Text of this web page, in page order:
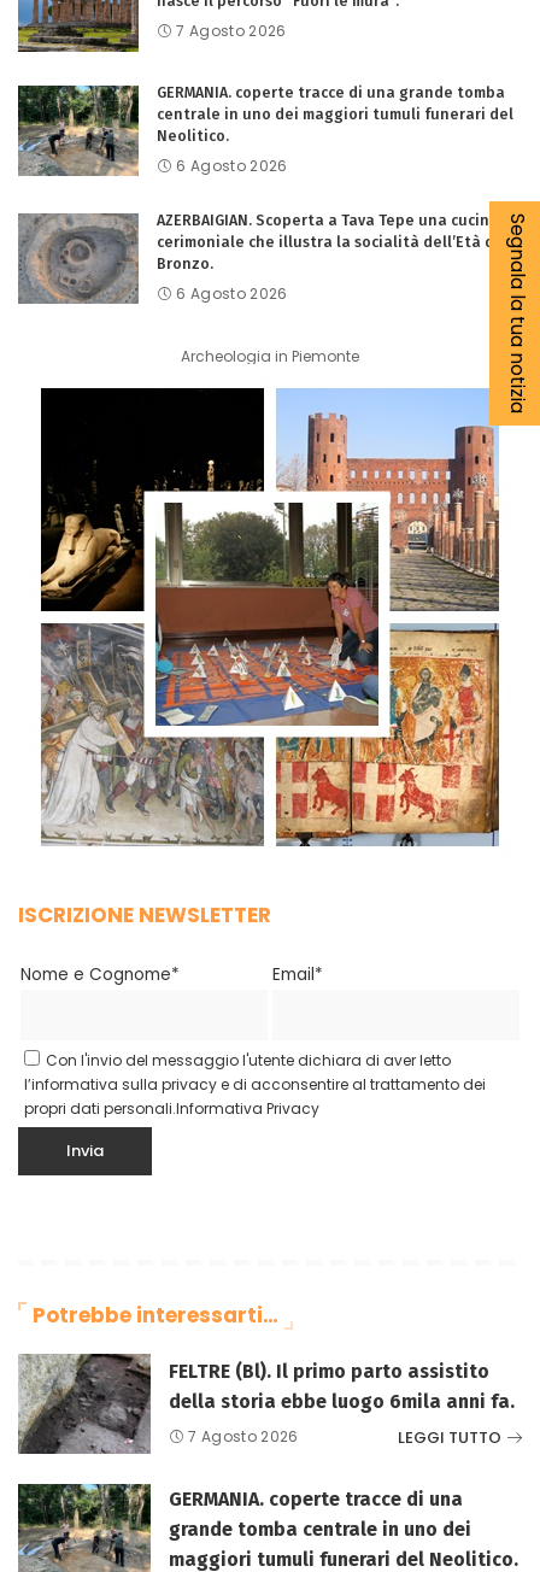
7 Agosto 2026
GERMANIA. coperte tracce di una grande tomba
centrale in uno dei maggiori tumuli funerari del
Neolitico.
6 Agosto 2026
AZERBAIGIAN. Scoperta a Tava Tepe una cucina
cerimoniale che illustra la socialità dell’Età del
Bronzo.
6 Agosto 2026
Archeologia in Piemonte
ISCRIZIONE NEWSLETTER
Nome e Cognome* Email*
Con l'invio del messaggio l'utente dichiara di aver letto
l’informativa sulla privacy e di acconsentire al trattamento dei
propri dati personali.Informativa Privacy
Potrebbe interessarti…
FELTRE (Bl). Il primo parto assistito
della storia ebbe luogo 6mila anni fa.
7 Agosto 2026 LEGGI TUTTO
GERMANIA. coperte tracce di una
grande tomba centrale in uno dei
maggiori tumuli funerari del Neolitico.
Segnala la tua notizia